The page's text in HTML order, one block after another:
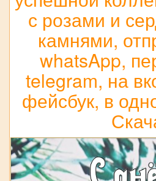
с розами и
камнями,
whatsApp,
telegram, на
фейсбук, в